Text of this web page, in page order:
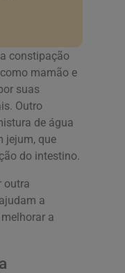
constipação
mamão e
suas
Outro
de água
jejum, que
do intestino.
outra
a
a